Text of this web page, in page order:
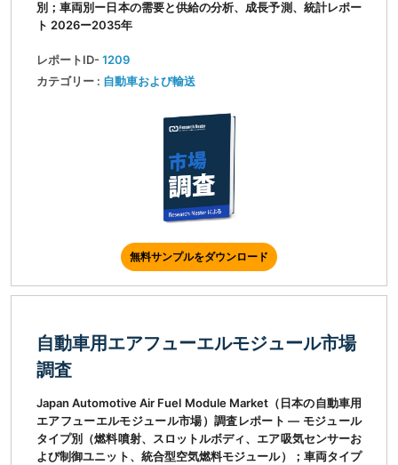
別；車両別ー日本の需要と供給の分析、成長予測、統計レポー
ト 2026ー2035年
レポートID-1209
カテゴリー : 自動車および輸送
無料サンプルをダウンロード
自動車用エアフューエルモジュール市場
調査
Japan Automotive Air Fuel Module Market（日本の自動車用
エアフューエルモジュール市場）調査レポート ― モジュール
タイプ別（燃料噴射、スロットルボディ、エア吸気センサーお
よび制御ユニット、統合型空気燃料モジュール）；車両タイプ